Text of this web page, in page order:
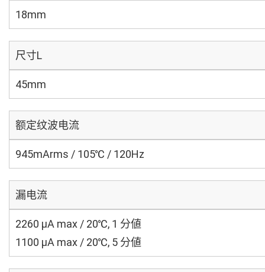
18mm
尺寸L
45mm
额定纹波电流
945mArms / 105℃ / 120Hz
漏电流
2260 μA max / 20℃, 1 分値
1100 μA max / 20℃, 5 分値